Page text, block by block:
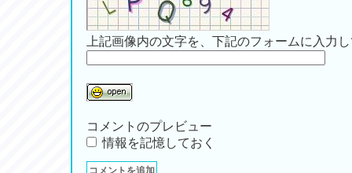
上記画像内の文字を、下記のフォームに入力
コメントのプレビュー
情報を記憶しておく